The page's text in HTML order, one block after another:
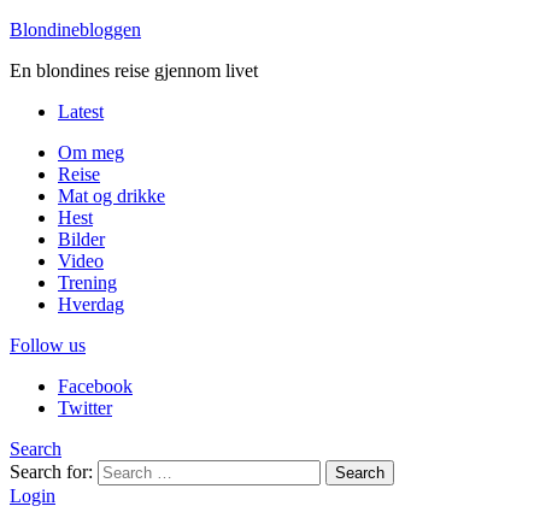
Blondinebloggen
En blondines reise gjennom livet
Latest
Om meg
Reise
Mat og drikke
Hest
Bilder
Video
Trening
Hverdag
Follow us
Facebook
Twitter
Search
Search for:
Search
Login